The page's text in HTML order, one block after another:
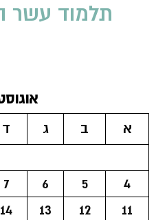
תלמוד עשר
אוגוסט
א
ב ג ד
4
5
6
7
11
12
13
14